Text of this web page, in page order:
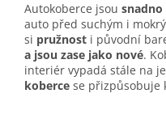
Autokoberce jsou
auto před suchým i
si pružnost i původní
a jsou zase jako nové.
interiér vypadá stále na
koberce se přizpůsobuje